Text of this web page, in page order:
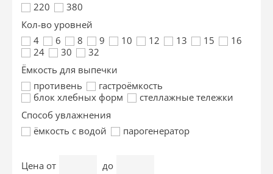
220
380
Кол-во уровней
4
6 8 9 10 12 13 15
16
24
30
32
Ёмкость для выпечки
противень
гастроёмкость
блок хлебных форм
стеллажные тележки
Способ увлажнения
ёмкость с водой
парогенератор
Цена от
до